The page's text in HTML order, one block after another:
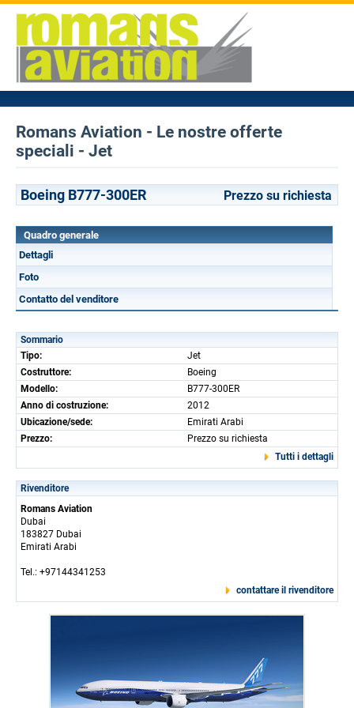
Romans Aviation - Le nostre offerte
speciali - Jet
Boeing B777-300ER Prezzo su richiesta
Quadro generale
Dettagli
Foto
Contatto del venditore
Sommario
Tipo:
Jet
Costruttore:
Boeing
Modello:
B777-300ER
Anno di costruzione:
2012
Ubicazione/sede:
Emirati Arabi
Prezzo:
Prezzo su richiesta
Tutti i dettagli
Rivenditore
Romans Aviation
Dubai
183827 Dubai
Emirati Arabi
Tel.: +97144341253
contattare il rivenditore